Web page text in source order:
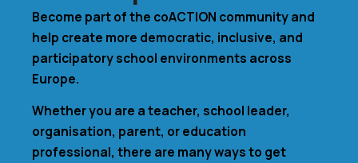
Become part of the coACTION community and
help create more democratic, inclusive, and
participatory school environments across
Europe.
Whether you are a teacher, school leader,
organisation, parent, or education
professional, there are many ways to get